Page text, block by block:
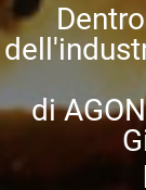
di